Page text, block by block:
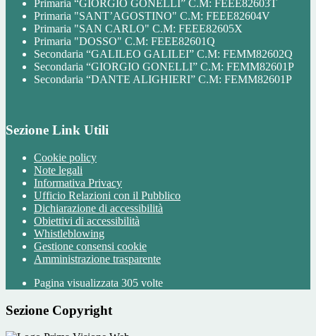
Primaria “GIORGIO GONELLI” C.M: FEEE82603T
Primaria "SANT’AGOSTINO" C.M: FEEE82604V
Primaria "SAN CARLO" C.M: FEEE82605X
Primaria "DOSSO" C.M: FEEE82601Q
Secondaria “GALILEO GALILEI” C.M: FEMM82602Q
Secondaria “GIORGIO GONELLI” C.M: FEMM82601P
Secondaria “DANTE ALIGHIERI” C.M: FEMM82601P
Sezione Link Utili
Cookie policy
Note legali
Informativa Privacy
Ufficio Relazioni con il Pubblico
Dichiarazione di accessibilità
Obiettivi di accessibilità
Whistleblowing
Gestione consensi cookie
Amministrazione trasparente
Pagina visualizzata 305 volte
Sezione Copyright